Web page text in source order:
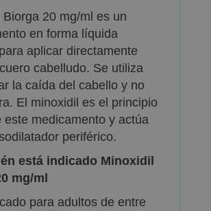
Biorga 20 mg/ml es un
en forma líquida
aplicar directamente
cabelludo. Se utiliza
la caída del cabello y no
El minoxidil es el principio
este medicamento y actúa
periférico.
está indicado Minoxidil
mg/ml
para adultos de entre